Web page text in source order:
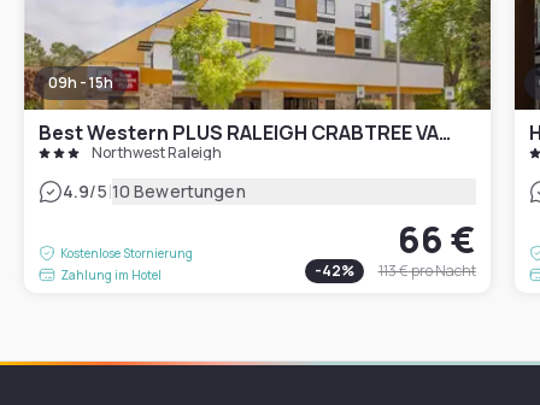
09h - 15h
Best Western PLUS RALEIGH CRABTREE VALLEY HOTEL
Northwest Raleigh
4.9/5|10 Bewertungen
Kostenlose Stornierung
Zahlung im Hotel
66 €
-42% 113 €pro Nacht